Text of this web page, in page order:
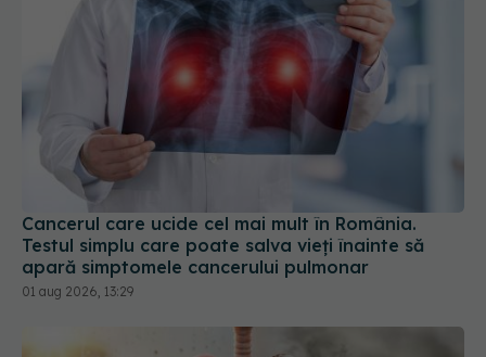
Cancerul care ucide cel mai mult în România.
Testul simplu care poate salva vieți înainte să
apară simptomele cancerului pulmonar
01 aug 2026, 13:29